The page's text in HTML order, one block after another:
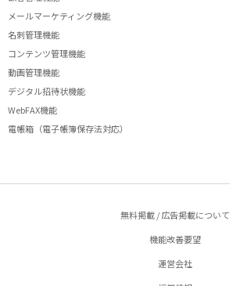
メールマーケティング機能
名刺管理機能
コンテンツ管理機能
動画管理機能
デジタル招待状機能
WebFAX機能
電帳箱（電子帳簿保存法対応）
無料掲載 / 広告掲載について
機能改善要望
運営会社